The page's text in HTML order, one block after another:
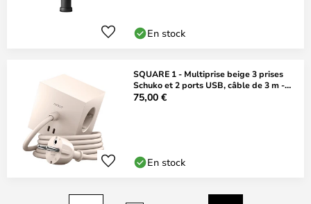
En stock
SQUARE 1 - Multiprise beige 3 prises
Schuko et 2 ports USB, câble de 3 m -
AVOLT
75,00 €
En stock